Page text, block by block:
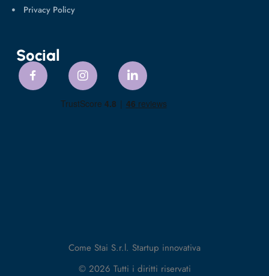
Privacy Policy
Social
Come Stai S.r.l. Startup innovativa
© 2026 Tutti i diritti riservati